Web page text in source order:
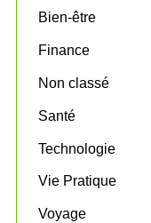
o
:
Bien-être
Finance
Non classé
Santé
Technologie
Vie Pratique
Voyage